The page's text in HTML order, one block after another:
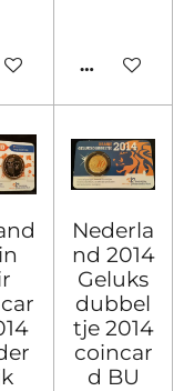
MIJ OP DE
IN
Nederla
nd 2014
Geluks
dubbel
tje 2014
coincar
d BU